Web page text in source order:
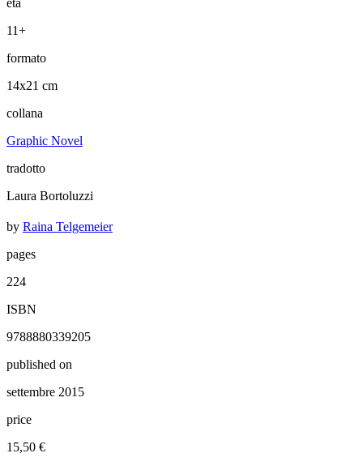
11+
formato
14x21 cm
collana
Graphic Novel
tradotto
Laura Bortoluzzi
by Raina Telgemeier
pages
224
ISBN
9788880339205
published on
settembre 2015
price
15,50 €